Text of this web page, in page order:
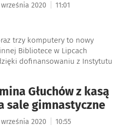
2020 11:01
trzy komputery to nowy
Bibliotece w Lipcach
dofinansowaniu z Instytutu
Głuchów z kasą
sale gimnastyczne
2020
10:55